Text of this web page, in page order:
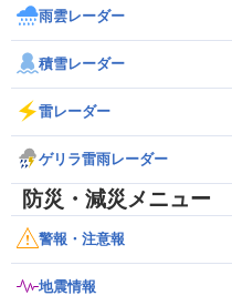
雨雲レーダー
積雪レーダー
雷レーダー
ゲリラ雷雨レーダー
防災・減災メニュー
警報・注意報
地震情報